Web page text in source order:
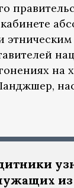
на
из